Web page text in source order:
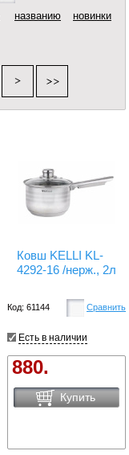
названию новинки
Ковш KELLI KL-
4292-16 /нерж., 2л
Код: 61144 Сравнить
Есть в наличии
880.
Купить